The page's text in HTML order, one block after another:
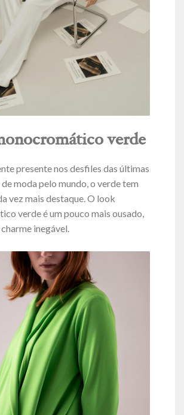
verde
presente nos desfiles das últimas
moda pelo mundo, o verde tem
vez mais destaque. O look
verde é um pouco mais ousado,
inegável.